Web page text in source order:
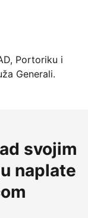
Portoriku i
Generali.
svojim
naplate